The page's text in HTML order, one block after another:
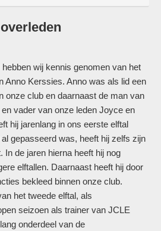
wij kennis genomen van het
Anno Kerssies. Anno was als lid een
onze club en daarnaast de man van
vader van onze leden Joyce en
hij jarenlang in ons eerste elftal
gepasseerd was, heeft hij zelfs zijn
de jaren hierna heeft hij nog
elftallen. Daarnaast heeft hij door
bekleed binnen onze club.
het tweede elftal, als
seizoen als trainer van JCLE
onderdeel van de